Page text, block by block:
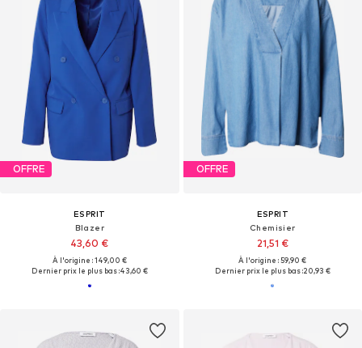
OFFRE
ESPRIT
Blazer
43,60 €
À l'origine : 149,00 €
Dernier prix le plus bas :43,60 €
OFFRE
ESPRIT
Chemisier
21,51 €
À l'origine : 59,90 €
Dernier prix le plus bas :20,93 €